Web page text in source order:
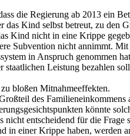
die Regierung ab 2013 ein
Kind selbst betreut, zu den
Kind nicht in eine Krippe
Subvention nicht annimmt.
in Anspruch genommen
Leistung bezahlen
bloßen Mitnahmeeffekten.
des
könnte
entscheidend für die
einer Krippe haben, werden